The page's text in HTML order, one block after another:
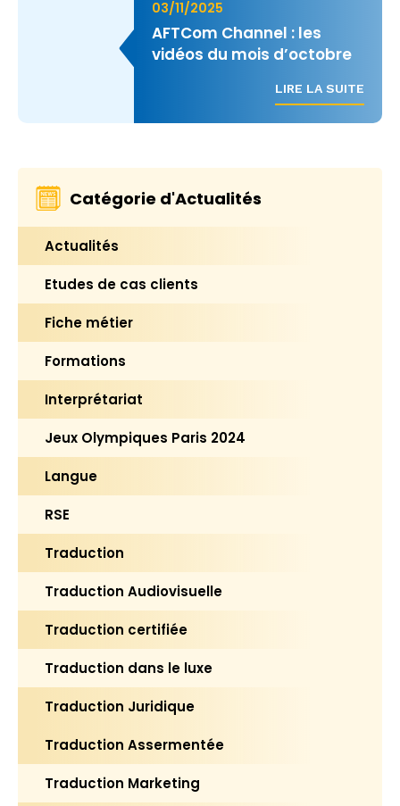
03/11/2025
AFTCom Channel : les
vidéos du mois d’octobre
LIRE LA SUITE
Catégorie d'Actualités
Actualités
Etudes de cas clients
Fiche métier
Formations
Interprétariat
Jeux Olympiques Paris 2024
Langue
RSE
Traduction
Traduction Audiovisuelle
Traduction certifiée
Traduction dans le luxe
Traduction Juridique
Traduction Assermentée
Traduction Marketing